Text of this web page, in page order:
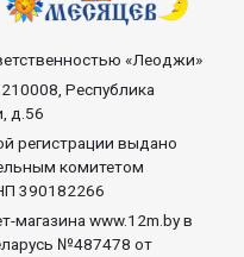
«Леоджи»
Республика
д.56
регистрации выдано
комитетом
390182266
магазина www.12m.by в
№487478 от